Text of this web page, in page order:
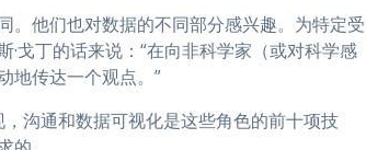
。他们也对数据的不同部分感兴趣。为特定受
戈丁的话来说：“在向非科学家（或对科学感
地传达一个观点。”
沟通和数据可视化是这些角色的前十项技